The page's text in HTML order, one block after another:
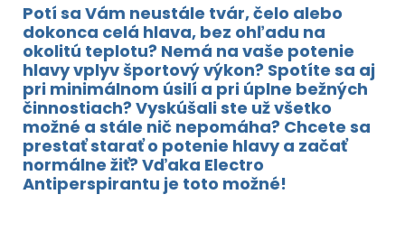
Potí sa Vám neustále tvár, čelo alebo
dokonca celá hlava, bez ohľadu na
okolitú teplotu? Nemá na vaše potenie
hlavy vplyv športový výkon? Spotíte sa aj
pri minimálnom úsilí a pri úplne bežných
činnostiach? Vyskúšali ste už všetko
možné a stále nič nepomáha? Chcete sa
prestať starať o potenie hlavy a začať
normálne žiť? Vďaka Electro
Antiperspirantu je toto možné!